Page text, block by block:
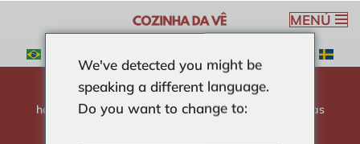
al
MENÚ
hogar ENSALADAS-Ensalada De Verduras Cocidas
We've detected you might be
speaking a different language.
Do you want to change to: